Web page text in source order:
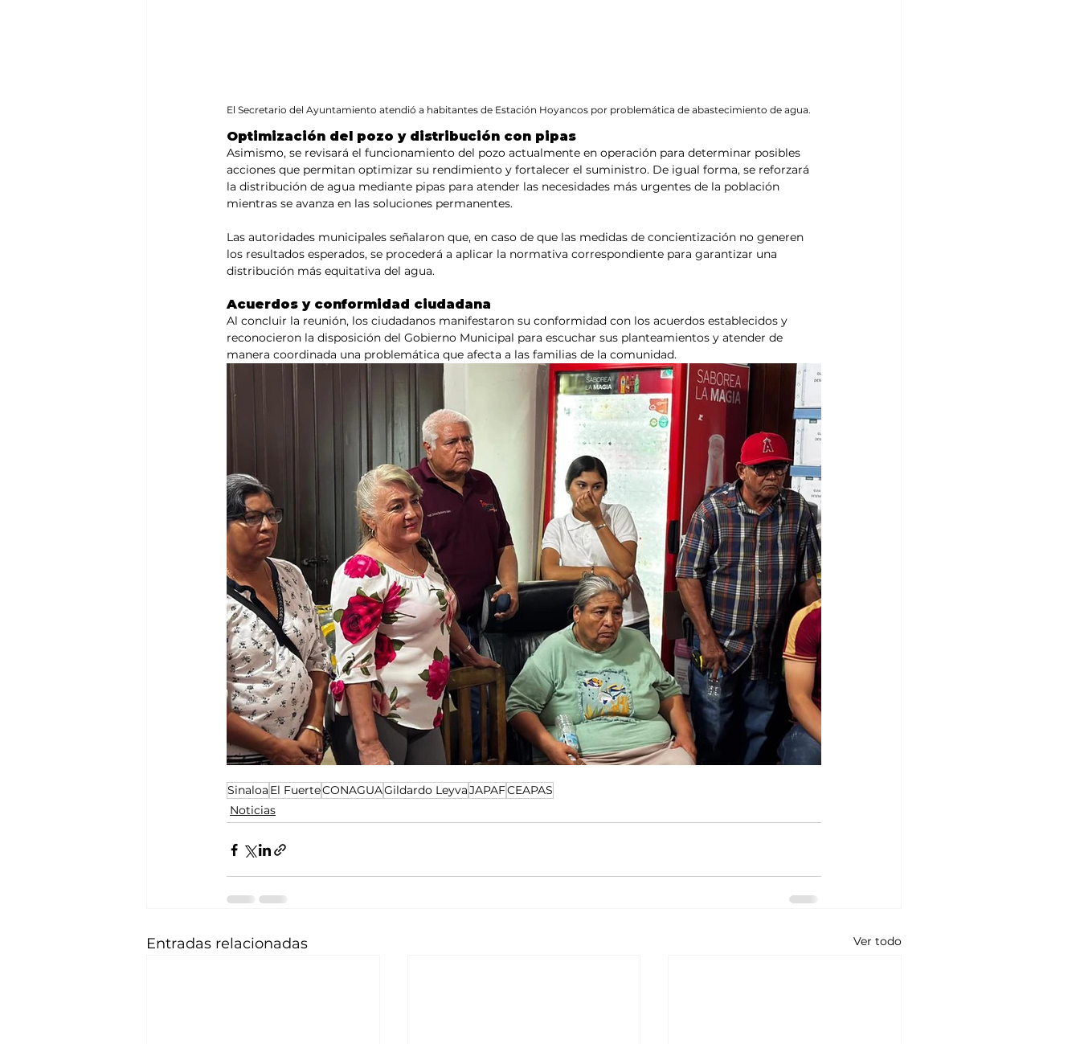
El Secretario del Ayuntamiento atendió a habitantes de Estación Hoyancos por problemática de abastecimiento de agua.
Optimización del pozo y distribución con pipas
Asimismo, se revisará el funcionamiento del pozo actualmente en operación para determinar posibles
acciones que permitan optimizar su rendimiento y fortalecer el suministro. De igual forma, se reforzará
la distribución de agua mediante pipas para atender las necesidades más urgentes de la población
mientras se avanza en las soluciones permanentes.
Las autoridades municipales señalaron que, en caso de que las medidas de concientización no generen
los resultados esperados, se procederá a aplicar la normativa correspondiente para garantizar una
distribución más equitativa del agua.
Acuerdos y conformidad ciudadana
Al concluir la reunión, los ciudadanos manifestaron su conformidad con los acuerdos establecidos y
reconocieron la disposición del Gobierno Municipal para escuchar sus planteamientos y atender de
manera coordinada una problemática que afecta a las familias de la comunidad.
Sinaloa El FuerteCONAGUAGildardo LeyvaJAPAFCEAPAS
Noticias
Entradas relacionadas Ver todo